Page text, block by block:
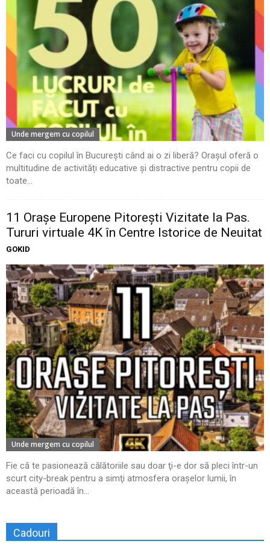
Unde mergem cu copilul
Ce faci cu copilul în București când ai o zi liberă? Orașul oferă o
multitudine de activități educative și distractive pentru copii de
toate...
11 Oraşe Europene Pitoreşti Vizitate la Pas.
Tururi virtuale 4K în Centre Istorice de Neuitat
GOKID
Unde mergem cu copilul
Fie că te pasionează călătoriile sau doar ţi-e dor să pleci într-un
scurt city-break pentru a simţi atmosfera oraşelor lumii, în
această perioadă în...
Cadouri